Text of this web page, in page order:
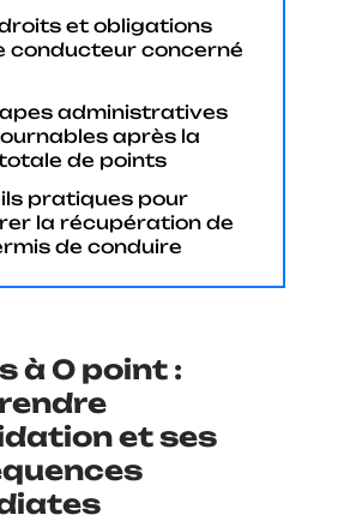
et obligations
conducteur concerné
administratives
après la
de points
pratiques pour
la récupération de
de conduire
à 0 point :
et ses